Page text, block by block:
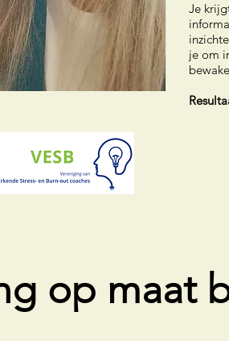
Je
je om
op maat